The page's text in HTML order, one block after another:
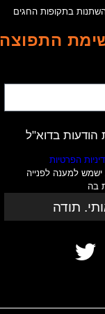
בתקופות החגים
התפוצה
בדוא"ל
הפרטיות
למענה לפנייה
בה
תודה